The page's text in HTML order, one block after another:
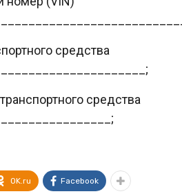
средства
средства
OK.ru Facebook